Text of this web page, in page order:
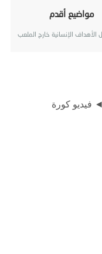
مواضيع أقدم
الأهداف الإنسانية خارج الملعب
فيديو كورة